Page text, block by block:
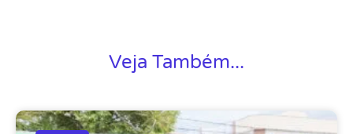
Veja Também...